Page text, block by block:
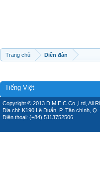
Trang chủ Diễn đàn
Tiếng Việt
Copyright © 2013 D.M.E.C Co.,Ltd, All
Địa chỉ: K190 Lê Duẩn, P. Tân chính,
Điện thoại: (+84) 5113752506